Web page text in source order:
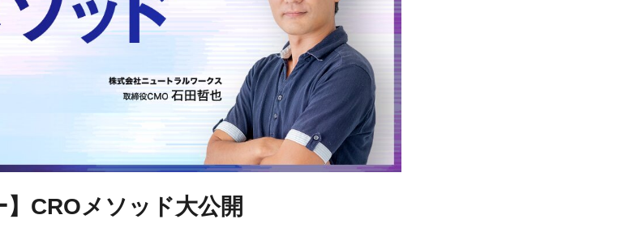
】CROメソッド大公開